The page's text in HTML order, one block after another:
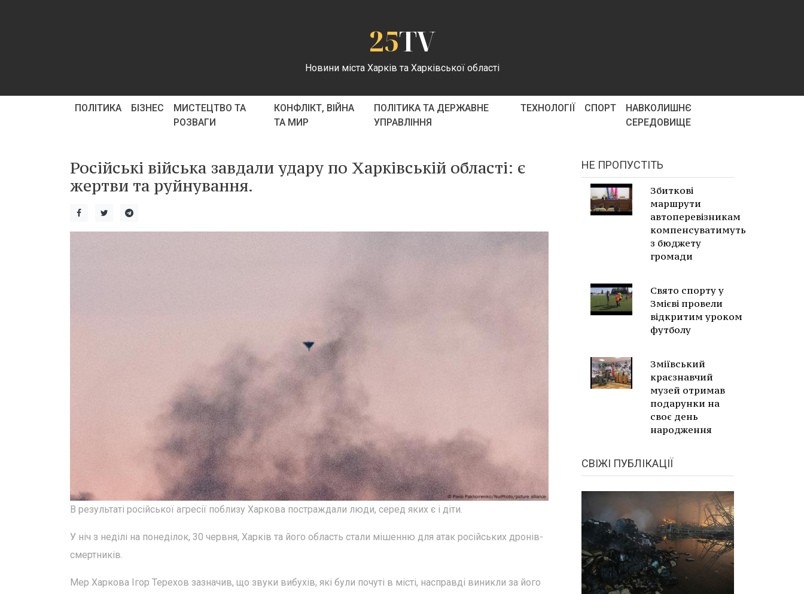
25TV
Новини міста Харків та Харківської області
ПОЛІТИКА БІЗНЕС
МИСТЕЦТВО ТА
РОЗВАГИ
КОНФЛІКТ, ВІЙНА
ТА МИР
ПОЛІТИКА ТА ДЕРЖАВНЕ
УПРАВЛІННЯ
ТЕХНОЛОГІЇ СПОРТ
НАВКОЛИШНЄ
СЕРЕДОВИЩЕ
Російські війська завдали удару по Харківській області: є
жертви та руйнування.
В результаті російської агресії поблизу Харкова постраждали люди, серед яких є і діти.
У ніч з неділі на понеділок, 30 червня, Харків та його область стали мішенню для атак російських дронів-
смертників.
Мер Харкова Ігор Терехов зазначив, що звуки вибухів, які були почуті в місті, насправді виникли за його
НЕ ПРОПУСТІТЬ
Збиткові
маршрути
автоперевізникам
компенсуватимуть
з бюджету
громади
Свято спорту у
Змієві провели
відкритим уроком
футболу
Зміївський
краєзнавчий
музей отримав
подарунки на
своє день
народження
СВІЖІ ПУБЛІКАЦІЇ